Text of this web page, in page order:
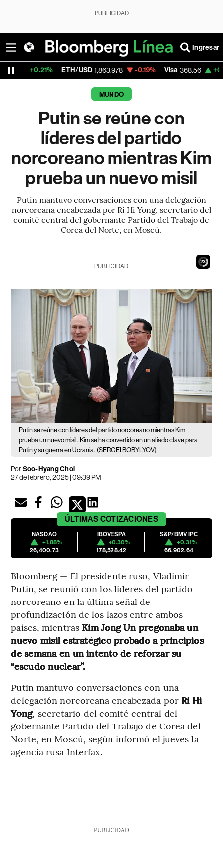
PUBLICIDAD
Ingresar
ETH/USD 1,863.978 -0.19% Visa 368.56 +0.79%
MUNDO
Putin se reúne con
líderes del partido
norcoreano mientras Kim
prueba un nuevo misil
Putin mantuvo conversaciones con una delegación
norcoreana encabezada por Ri Hi Yong, secretario del
comité central del gobernante Partido del Trabajo de
Corea del Norte, en Moscú.
21
PUBLICIDAD
Putin se reúne con líderes del partido norcoreano mientras Kim
prueba un nuevo misil. Kim se ha convertido en un aliado clave para
Putin y su guerra en Ucrania. (SERGEI BOBYLYOV)
PorSoo-Hyang Choi
27 de febrero, 2025 | 09:39 PM
ÚLTIMAS COTIZACIONES
NASDAQ
+1.88%
26,400.73
IBOVESPA
+0.30%
178,528.42
S&P/BMV IPC
+0.31%
66,902.64
Bloomberg — El presidente ruso, Vladímir
Putin, se reunió con los líderes del partido
norcoreano en la última señal de
profundización de los lazos entre ambos
países, mientras Kim Jong Un pregonaba un
nuevo misil estratégico probado a principios
de semana en un intento de reforzar su
“escudo nuclear”.
Putin mantuvo conversaciones con una
delegación norcoreana encabezada por Ri Hi
Yong, secretario del comité central del
gobernante Partido del Trabajo de Corea del
Norte, en Moscú, según informó el jueves la
agencia rusa Interfax.
PUBLICIDAD